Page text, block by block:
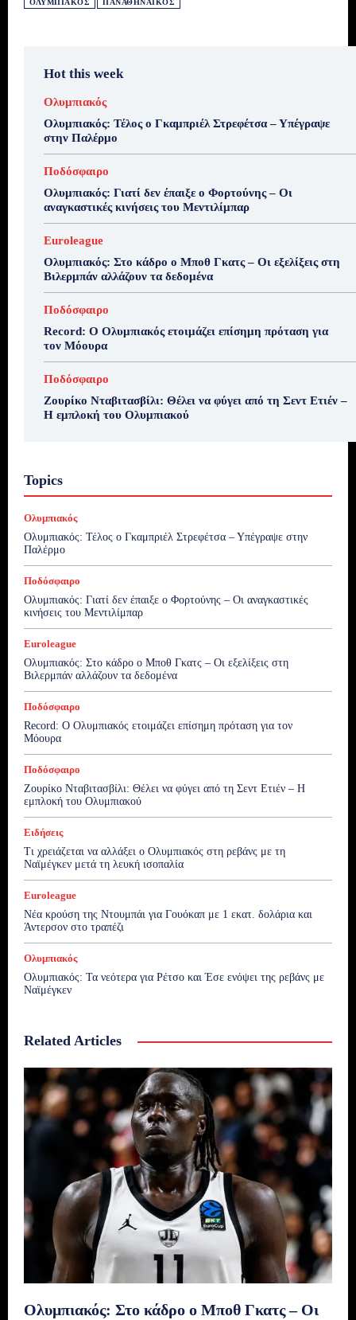
Hot this week
Ολυμπιακός
Ολυμπιακός: Τέλος ο Γκαμπριέλ Στρεφέτσα – Υπέγραψε
στην Παλέρμο
Ποδόσφαιρο
Ολυμπιακός: Γιατί δεν έπαιξε ο Φορτούνης – Οι
αναγκαστικές κινήσεις του Μεντιλίμπαρ
Euroleague
Ολυμπιακός: Στο κάδρο ο Μποθ Γκατς – Οι εξελίξεις στη
Βιλερμπάν αλλάζουν τα δεδομένα
Ποδόσφαιρο
Record: Ο Ολυμπιακός ετοιμάζει επίσημη πρόταση για
τον Μόουρα
Ποδόσφαιρο
Ζουρίκο Νταβιτασβίλι: Θέλει να φύγει από τη Σεντ Ετιέν –
Η εμπλοκή του Ολυμπιακού
Topics
Ολυμπιακός
Ολυμπιακός: Τέλος ο Γκαμπριέλ Στρεφέτσα – Υπέγραψε στην
Παλέρμο
Ποδόσφαιρο
Ολυμπιακός: Γιατί δεν έπαιξε ο Φορτούνης – Οι αναγκαστικές
κινήσεις του Μεντιλίμπαρ
Euroleague
Ολυμπιακός: Στο κάδρο ο Μποθ Γκατς – Οι εξελίξεις στη
Βιλερμπάν αλλάζουν τα δεδομένα
Ποδόσφαιρο
Record: Ο Ολυμπιακός ετοιμάζει επίσημη πρόταση για τον
Μόουρα
Ποδόσφαιρο
Ζουρίκο Νταβιτασβίλι: Θέλει να φύγει από τη Σεντ Ετιέν – Η
εμπλοκή του Ολυμπιακού
Ειδήσεις
Τι χρειάζεται να αλλάξει ο Ολυμπιακός στη ρεβάνς με τη
Ναϊμέγκεν μετά τη λευκή ισοπαλία
Euroleague
Νέα κρούση της Ντουμπάι για Γουόκαπ με 1 εκατ. δολάρια και
Άντερσον στο τραπέζι
Ολυμπιακός
Ολυμπιακός: Τα νεότερα για Ρέτσο και Έσε ενόψει της ρεβάνς με
Ναϊμέγκεν
Related Articles
Ολυμπιακός: Στο κάδρο ο Μποθ Γκατς – Οι